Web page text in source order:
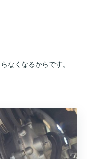
なくなるからです。